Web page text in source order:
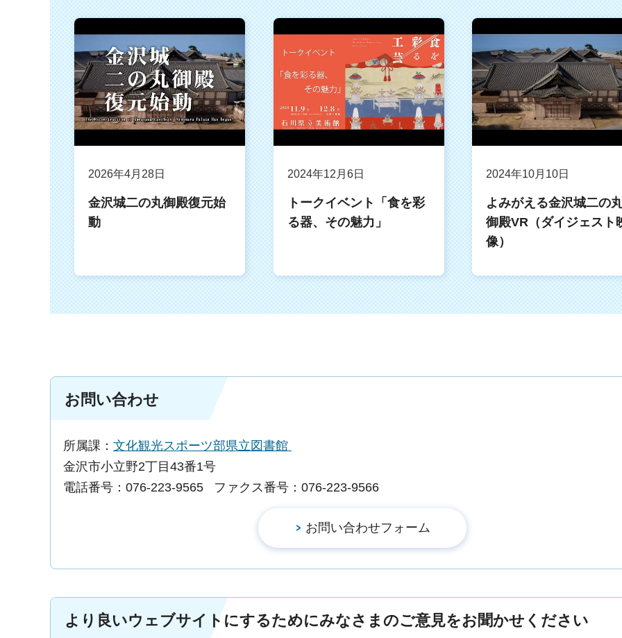
2026年4月28日
金沢城二の丸御殿復元始
動
2024年12月6日
トークイベント「食を彩
る器、その魅力」
2024年10月10日
よみがえる金沢城二の
御殿VR（ダイジェスト
像）
お問い合わせ
所属課： 文化観光スポーツ部県立図書館
金沢市小立野2丁目43番1号
電話番号：076-223-9565
ファクス番号：076-223-9566
より良いウェブサイトにするためにみなさまのご意見をお聞かせください